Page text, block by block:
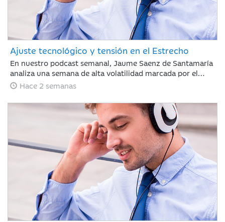
Ajuste tecnológico y tensión en el Estrecho
En nuestro podcast semanal, Jaume Saenz de Santamaría
analiza una semana de alta volatilidad marcada por el
repunte del crudo Brent cerca de los 90 dólares tras
inteligencia artificial. A pesar de este panorama, la banca
estadounidense supera las expectativas de resultados y la
inflación en EE. UU. muestra signos de moderación.
Hace 2 semanas